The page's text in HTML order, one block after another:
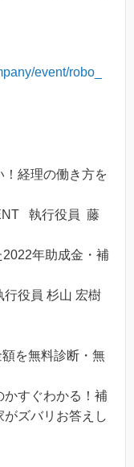
event/robo_
経理の働き方を
執行役員 藤
年助成金・補
役員 杉山 宏樹
を無料診断・無
かすぐわかる！補
ズバリお答えし